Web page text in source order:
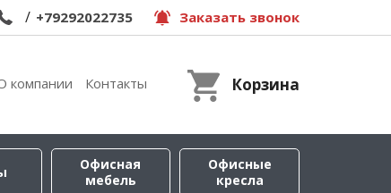
/ +79292022735 Заказать звонок
компании Контакты Корзина
Офисная
мебель
Офисные
кресла